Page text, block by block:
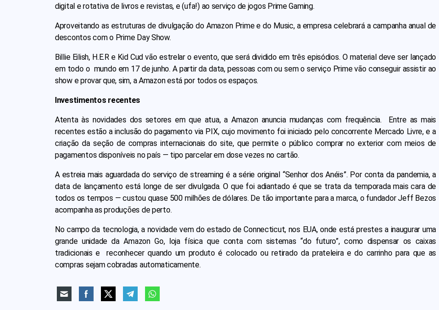
digital e rotativa de livros e revistas, e (ufa!) ao serviço de jogos Prime Gaming.
Aproveitando as estruturas de divulgação do Amazon Prime e do Music, a empresa celebrará a campanha anual de
descontos com o Prime Day Show.
Billie Eilish, H.E.R e Kid Cud vão estrelar o evento, que será dividido em três episódios. O material deve ser lançado
em todo o mundo em 17 de junho. A partir da data, pessoas com ou sem o serviço Prime vão conseguir assistir ao
show e provar que, sim, a Amazon está por todos os espaços.
Investimentos recentes
Atenta às novidades dos setores em que atua, a Amazon anuncia mudanças com frequência. Entre as mais
recentes estão a inclusão do pagamento via PIX, cujo movimento foi iniciado pelo concorrente Mercado Livre, e a
criação da seção de compras internacionais do site, que permite o público comprar no exterior com meios de
pagamentos disponíveis no país — tipo parcelar em dose vezes no cartão.
A estreia mais aguardada do serviço de streaming é a série original “Senhor dos Anéis”. Por conta da pandemia, a
data de lançamento está longe de ser divulgada. O que foi adiantado é que se trata da temporada mais cara de
todos os tempos — custou quase 500 milhões de dólares. De tão importante para a marca, o fundador Jeff Bezos
acompanha as produções de perto.
No campo da tecnologia, a novidade vem do estado de Connecticut, nos EUA, onde está prestes a inaugurar uma
grande unidade da Amazon Go, loja física que conta com sistemas “do futuro”, como dispensar os caixas
tradicionais e reconhecer quando um produto é colocado ou retirado da prateleira e do carrinho para que as
compras sejam cobradas automaticamente.